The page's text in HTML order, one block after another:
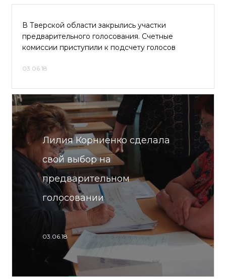
В Тверской области закрылись участки
предварительного голосования. Счетные
комиссии приступили к подсчету голосов
03.06.18
Лилия Корниенко сделала
свой выбор на
предварительном
голосовании
03.06.18